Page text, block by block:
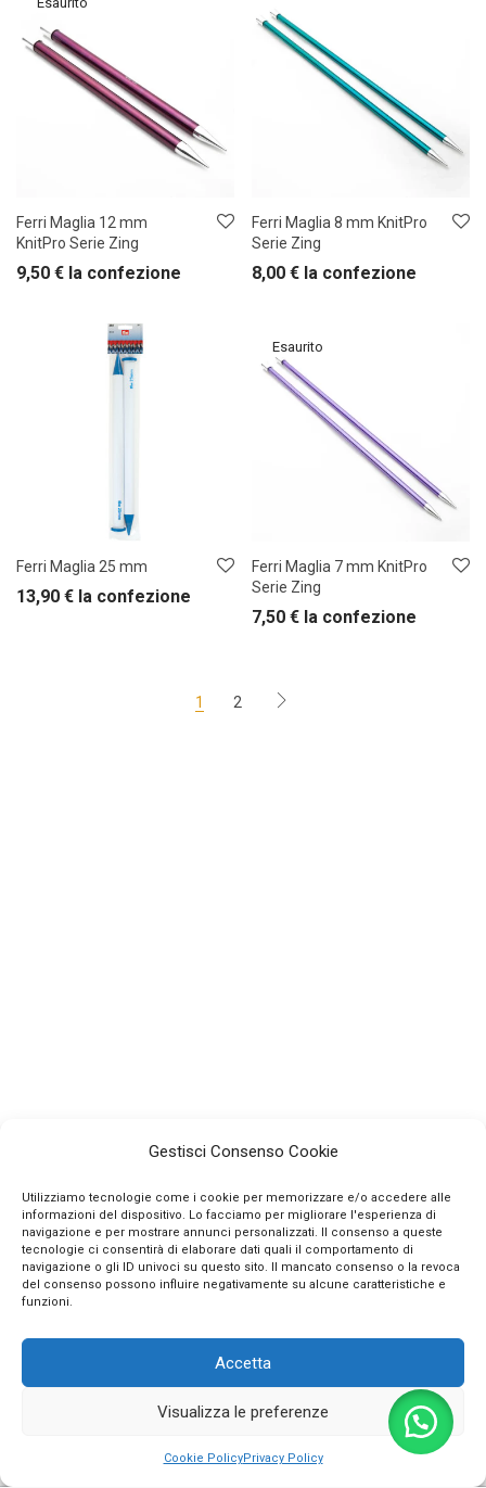
Gestisci Consenso Cookie
Utilizziamo tecnologie come i cookie per memorizzare e/o accedere alle
informazioni del dispositivo. Lo facciamo per migliorare l'esperienza di
navigazione e per mostrare annunci personalizzati. Il consenso a queste
tecnologie ci consentirà di elaborare dati quali il comportamento di
navigazione o gli ID univoci su questo sito. Il mancato consenso o la revoca
del consenso possono influire negativamente su alcune caratteristiche e
funzioni.
Accetta
Visualizza le preferenze
Cookie PolicyPrivacy Policy
Ferri Maglia 12 mm
KnitPro Serie Zing
9,50 € la confezione
Ferri Maglia 8 mm KnitPro
Serie Zing
8,00 € la confezione
Ferri Maglia 25 mm
13,90 € la confezione
Ferri Maglia 7 mm KnitPro
Serie Zing
7,50 € la confezione
1 2
INFO
SEGUICI SUI SOCIAL